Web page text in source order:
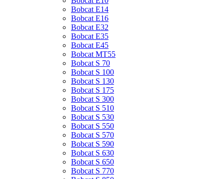
Bobcat E14
Bobcat E16
Bobcat E32
Bobcat E35
Bobcat E45
Bobcat MT55
Bobcat S 70
Bobcat S 100
Bobcat S 130
Bobcat S 175
Bobcat S 300
Bobcat S 510
Bobcat S 530
Bobcat S 550
Bobcat S 570
Bobcat S 590
Bobcat S 630
Bobcat S 650
Bobcat S 770